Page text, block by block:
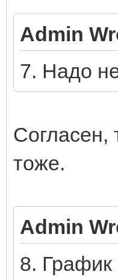
Admin
7. Надо
Согласен,
тоже.
Admin
8. График